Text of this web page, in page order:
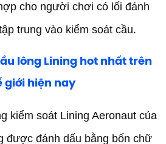
cho người chơi có lối đánh
trung vào kiểm soát cầu.
soát Lining Aeronaut của
được đánh dấu bằng bốn chữ